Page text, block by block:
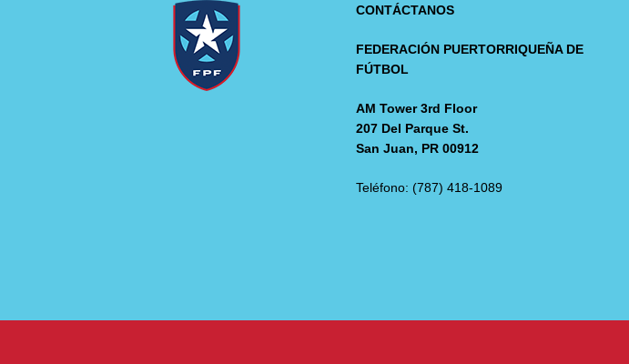
CONTÁCTANOS
FEDERACIÓN PUERTORRIQUEÑA DE
FÚTBOL
AM Tower 3rd Floor
207 Del Parque St.
San Juan, PR 00912
Teléfono: (787) 418-1089